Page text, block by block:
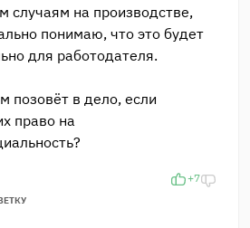
случаям на производстве,
понимаю, что это будет
для работодателя.
позовёт в дело, если
право на
+7